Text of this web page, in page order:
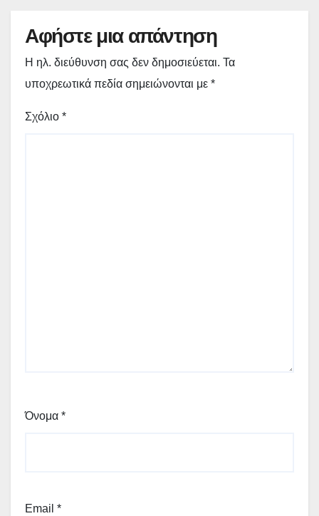
Αφήστε μια απάντηση
Η ηλ. διεύθυνση σας δεν δημοσιεύεται. Τα
υποχρεωτικά πεδία σημειώνονται με *
Σχόλιο *
Όνομα *
Email *